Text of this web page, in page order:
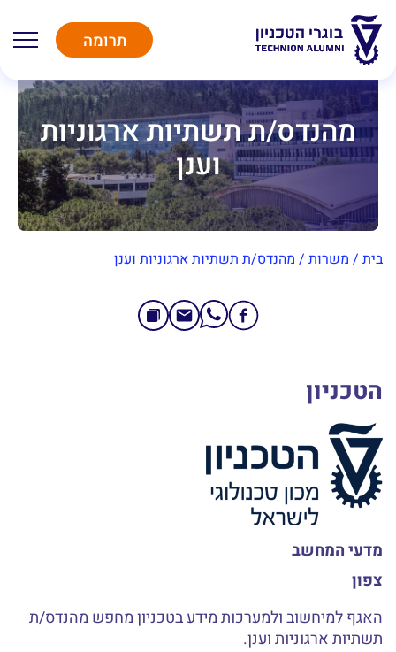
תרומה
מהנדס/ת תשתיות ארגוניות
וענן
בית / משרות / מהנדס/ת תשתיות ארגוניות וענן
הטכניון
מדעי המחשב
צפון
האגף למיחשוב ולמערכות מידע בטכניון מחפש מהנדס/ת
תשתיות ארגוניות וענן.